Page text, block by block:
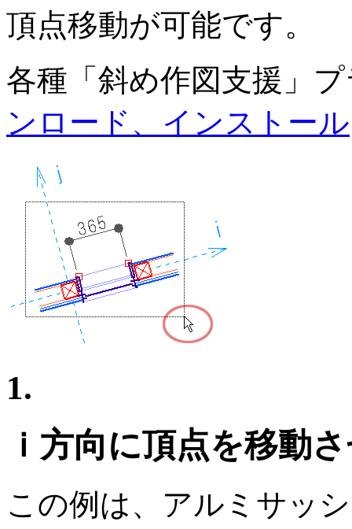
頂点移動が可能です。
各種「斜め作図支援」
ンロード、インストール
1.
ｉ方向に頂点を移動
この例は、アルミサッ